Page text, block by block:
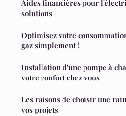
Aides financières pour
solutions
Optimisez votre
gaz simplement !
Installation d'une pompe à
votre confort chez vous
Les raisons de choisir une
vos projets